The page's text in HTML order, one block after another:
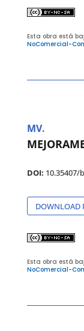
Esta obra está
NoComercial-
MV.
DOI: 10.35407/
DOWNLOAD
Esta obra está
NoComercial-